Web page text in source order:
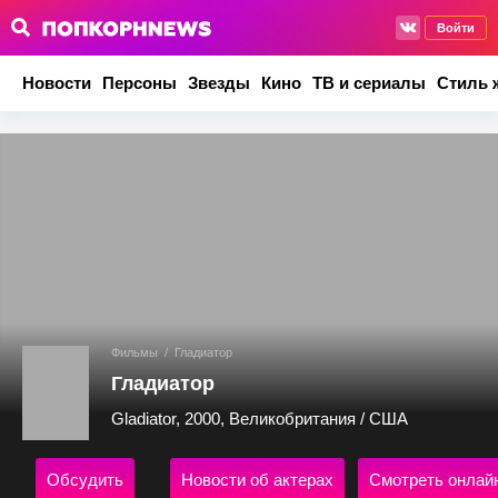
Войти
Новости Персоны Звезды Кино ТВ и сериалы Стиль
Фильмы / Гладиатор
Гладиатор
Gladiator, 2000, Великобритания / США
Обсудить Новости об актерах Смотреть